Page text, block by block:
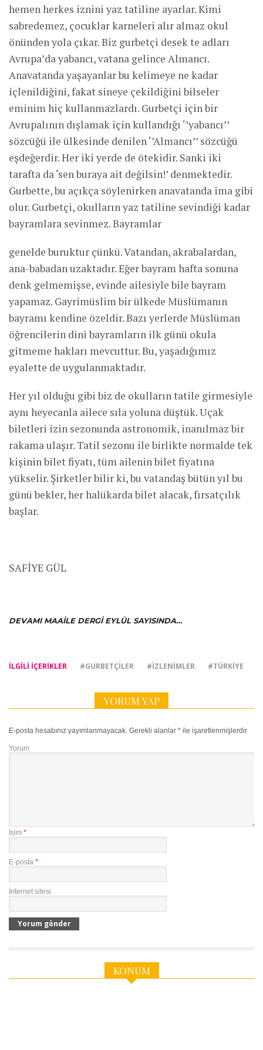
hemen herkes iznini yaz tatiline ayarlar. Kimi
sabredemez, çocuklar karneleri alır almaz okul
önünden yola çıkar. Biz gurbetçi desek te adları
Avrupa’da yabancı, vatana gelince Almancı.
Anavatanda yaşayanlar bu kelimeye ne kadar
içlenildiğini, fakat sineye çekildiğini bilseler
eminim hiç kullanmazlardı. Gurbetçi için bir
Avrupalının dışlamak için kullandığı ‘’yabancı’’
sözcüğü ile ülkesinde denilen ‘’Almancı’’ sözcüğü
eşdeğerdir. Her iki yerde de ötekidir. Sanki iki
tarafta da ‘sen buraya ait değilsin!’ denmektedir.
Gurbette, bu açıkça söylenirken anavatanda ima gibi
olur. Gurbetçi, okulların yaz tatiline sevindiği kadar
bayramlara sevinmez. Bayramlar
genelde buruktur çünkü. Vatandan, akrabalardan,
ana-babadan uzaktadır. Eğer bayram hafta sonuna
denk gelmemişse, evinde ailesiyle bile bayram
yapamaz. Gayrimüslim bir ülkede Müslümanın
bayramı kendine özeldir. Bazı yerlerde Müslüman
öğrencilerin dini bayramların ilk günü okula
gitmeme hakları mevcuttur. Bu, yaşadığımız
eyalette de uygulanmaktadır.
Her yıl olduğu gibi biz de okulların tatile girmesiyle
aynı heyecanla ailece sıla yoluna düştük. Uçak
biletleri izin sezonunda astronomik, inanılmaz bir
rakama ulaşır. Tatil sezonu ile birlikte normalde tek
kişinin bilet fiyatı, tüm ailenin bilet fiyatına
yükselir. Şirketler bilir ki, bu vatandaş bütün yıl bu
günü bekler, her halükarda bilet alacak, fırsatçılık
başlar.
SAFİYE GÜL
DEVAMI MAAILE DERGI EYLÜL SAYISINDA…
İLGILI IÇERIKLER #GURBETÇILER #IZLENIMLER #TÜRKIYE
YORUM YAP
E-posta hesabınız yayımlanmayacak. Gerekli alanlar * ile işaretlenmişlerdir
Yorum
İsim *
E-posta *
İnternet sitesi
KONUM